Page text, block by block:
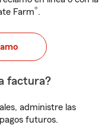
Farm®.
factura?
administre las
futuros.